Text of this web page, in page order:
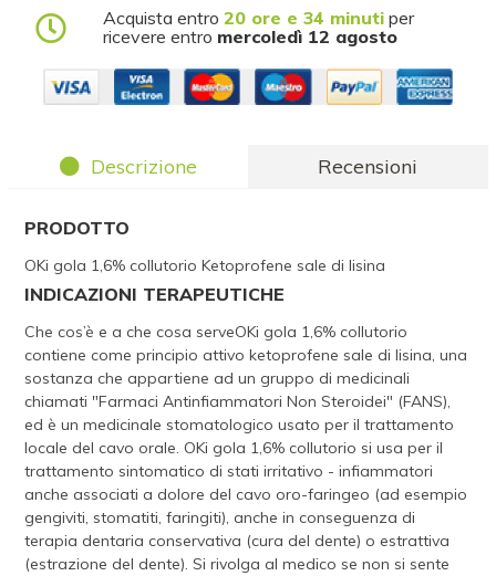
Acquista entro20 ore e 34 minuti per
ricevere entro mercoledì 12 agosto
Descrizione Recensioni
PRODOTTO
OKi gola 1,6% collutorio Ketoprofene sale di lisina
INDICAZIONI TERAPEUTICHE
Che cos’è e a che cosa serveOKi gola 1,6% collutorio
contiene come principio attivo ketoprofene sale di lisina, una
sostanza che appartiene ad un gruppo di medicinali
chiamati "Farmaci Antinfiammatori Non Steroidei" (FANS),
ed è un medicinale stomatologico usato per il trattamento
locale del cavo orale. OKi gola 1,6% collutorio si usa per il
trattamento sintomatico di stati irritativo - infiammatori
anche associati a dolore del cavo oro-faringeo (ad esempio
gengiviti, stomatiti, faringiti), anche in conseguenza di
terapia dentaria conservativa (cura del dente) o estrattiva
(estrazione del dente). Si rivolga al medico se non si sente